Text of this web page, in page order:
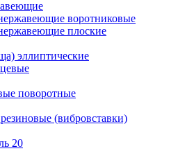
воротниковые
плоские
эллиптические
поворотные
(вибровставки)
20